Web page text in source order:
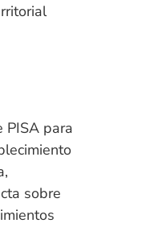
PISA para
sobre